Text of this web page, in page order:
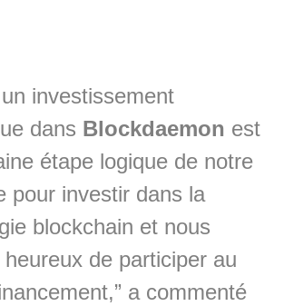
investissement
dans Blockdaemon est
étape logique de notre
pour investir dans la
blockchain et nous
de participer au
a commenté